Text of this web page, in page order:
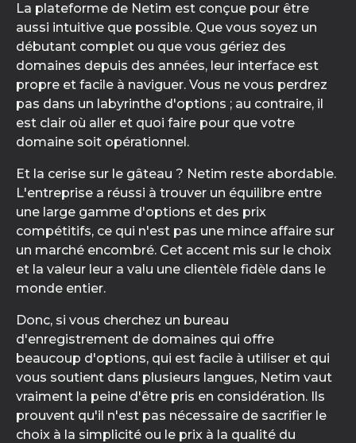
La plateforme de Netim est conçue pour être
aussi intuitive que possible. Que vous soyez un
débutant complet ou que vous gériez des
domaines depuis des années, leur interface est
propre et facile à naviguer. Vous ne vous perdrez
pas dans un labyrinthe d'options ; au contraire, il
est clair où aller et quoi faire pour que votre
domaine soit opérationnel.
Et la cerise sur le gâteau ? Netim reste abordable.
L'entreprise a réussi à trouver un équilibre entre
une large gamme d'options et des prix
compétitifs, ce qui n'est pas une mince affaire sur
un marché encombré. Cet accent mis sur le choix
et la valeur leur a valu une clientèle fidèle dans le
monde entier.
Donc, si vous cherchez un bureau
d'enregistrement de domaines qui offre
beaucoup d'options, qui est facile à utiliser et qui
vous soutient dans plusieurs langues, Netim vaut
vraiment la peine d'être pris en considération. Ils
prouvent qu'il n'est pas nécessaire de sacrifier le
choix à la simplicité ou le prix à la qualité du